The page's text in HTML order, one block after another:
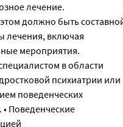
лечение.
должно быть
лечения, включая
мероприятия.
в области
психиатрии или
поведенческих
• Поведенческие